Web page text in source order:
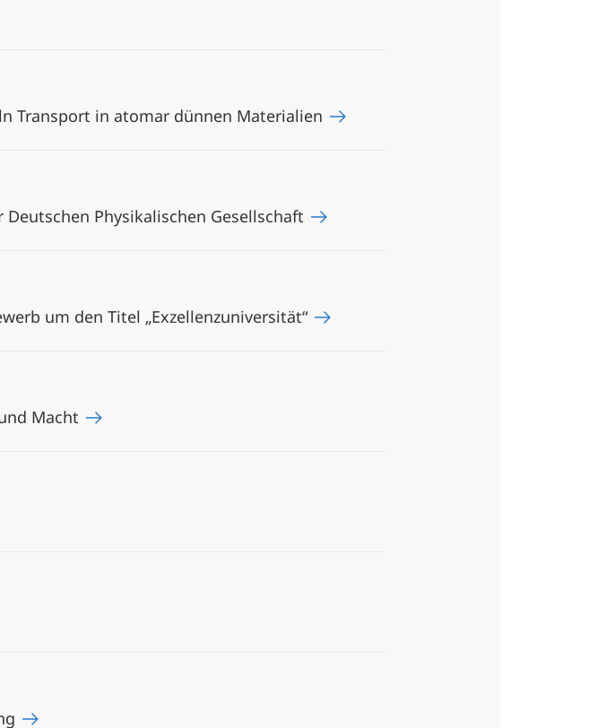
Transport in atomar dünnen Materialien
Physikalischen Gesellschaft
um den Titel „Exzellenzuniversität“
Macht